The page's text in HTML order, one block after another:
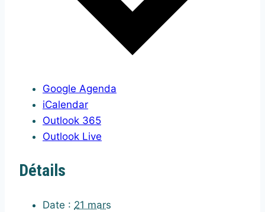
Google Agenda
iCalendar
Outlook 365
Outlook Live
Détails
Date : 21 mars